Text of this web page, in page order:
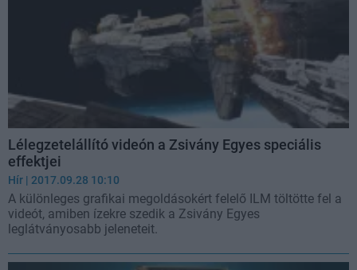
Lélegzetelállító videón a Zsivány Egyes speciális
effektjei
Hír | 2017.09.28 10:10
A különleges grafikai megoldásokért felelő ILM töltötte fel a
videót, amiben ízekre szedik a Zsivány Egyes
leglátványosabb jeleneteit.